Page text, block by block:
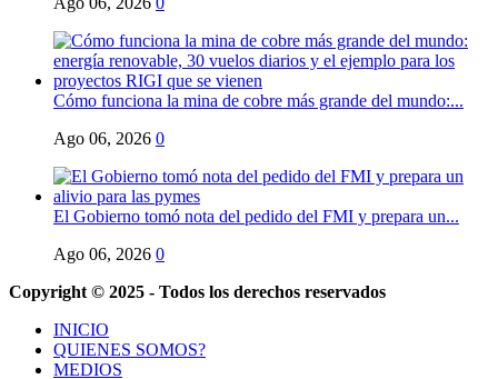
Cómo funciona la mina de cobre más grande del mundo:...
Ago 06, 2026 0
El Gobierno tomó nota del pedido del FMI y prepara un...
Ago 06, 2026 0
Copyright © 2025 - Todos los derechos reservados
INICIO
QUIENES SOMOS?
MEDIOS